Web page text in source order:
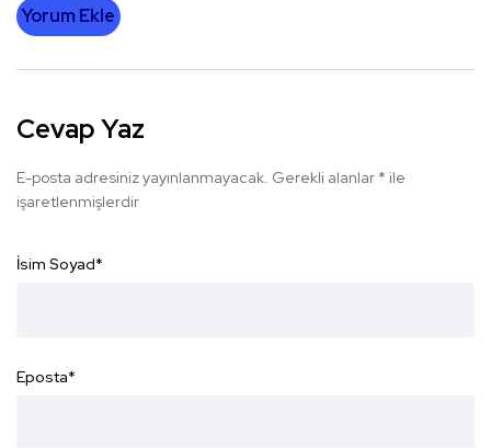
Yorum Ekle
Cevap Yaz
E-posta adresiniz yayınlanmayacak. Gerekli alanlar * ile
işaretlenmişlerdir
İsim Soyad*
Eposta*